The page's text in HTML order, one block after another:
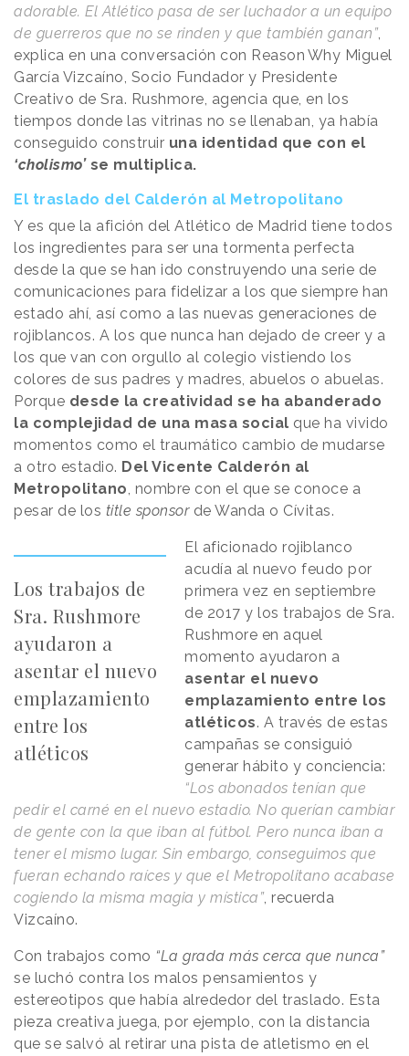
adorable. El Atlético pasa de ser luchador a un equipo
de guerreros que no se rinden y que también ganan”,
explica en una conversación con Reason Why Miguel
García Vizcaíno, Socio Fundador y Presidente
Creativo de Sra. Rushmore, agencia que, en los
tiempos donde las vitrinas no se llenaban, ya había
conseguido construir una identidad que con el
‘cholismo’ se multiplica.
El traslado del Calderón al Metropolitano
Y es que la afición del Atlético de Madrid tiene todos
los ingredientes para ser una tormenta perfecta
desde la que se han ido construyendo una serie de
comunicaciones para fidelizar a los que siempre han
estado ahí, así como a las nuevas generaciones de
rojiblancos. A los que nunca han dejado de creer y a
los que van con orgullo al colegio vistiendo los
colores de sus padres y madres, abuelos o abuelas.
Porque desde la creatividad se ha abanderado
la complejidad de una masa social que ha vivido
momentos como el traumático cambio de mudarse
a otro estadio. Del Vicente Calderón al
Metropolitano, nombre con el que se conoce a
pesar de los title sponsorde Wanda o Cívitas.
Los trabajos de
Sra. Rushmore
ayudaron a
asentar el nuevo
emplazamiento
entre los
atléticos
El aficionado rojiblanco
acudía al nuevo feudo por
primera vez en septiembre
de 2017 y los trabajos de Sra.
Rushmore en aquel
momento ayudaron a
asentar el nuevo
emplazamiento entre los
atléticos. A través de estas
campañas se consiguió
generar hábito y conciencia:
“Los abonados tenían que
pedir el carné en el nuevo estadio. No querían cambiar
de gente con la que iban al fútbol. Pero nunca iban a
tener el mismo lugar. Sin embargo, conseguimos que
fueran echando raíces y que el Metropolitano acabase
cogiendo la misma magia y mística”, recuerda
Vizcaíno.
Con trabajos como “La grada más cerca que nunca”
se luchó contra los malos pensamientos y
estereotipos que había alrededor del traslado. Esta
pieza creativa juega, por ejemplo, con la distancia
que se salvó al retirar una pista de atletismo en el